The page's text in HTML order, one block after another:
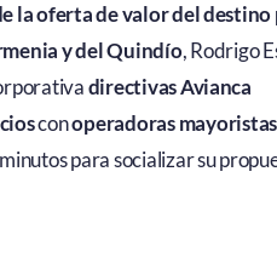
la oferta de valor del
y del Quindío, Rodrigo
directivas Avianca
conoperadoras
para socializar su